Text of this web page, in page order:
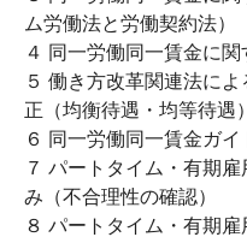
ム労働法と労働契約法）
４ 同一労働同一賃金に関
５ 働き方改革関連法に
正（均衡待遇・均等待遇）
６ 同一労働同一賃金ガイ
７ パートタイム・有期
み（不合理性の確認）
８ パートタイム・有期